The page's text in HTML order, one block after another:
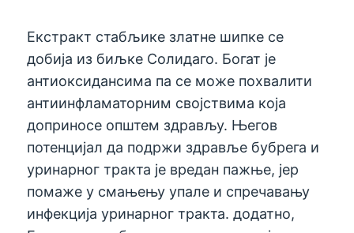
Екстракт стабљике златне шипке се
добија из биљке Солидаго. Богат је
антиоксидансима па се може похвалити
антиинфламаторним својствима која
доприносе општем здрављу. Његов
потенцијал да подржи здравље бубрега и
уринарног тракта је вредан пажње, јер
помаже у смањењу упале и спречавању
инфекција уринарног тракта. додатно,